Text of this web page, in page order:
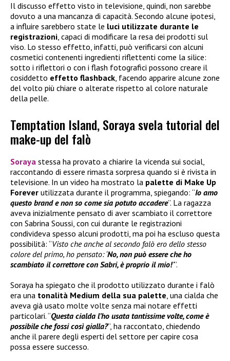
Il discusso effetto visto in televisione, quindi, non sarebbe
dovuto a una mancanza di capacità. Secondo alcune ipotesi,
a influire sarebbero state le luci utilizzate durante le
registrazioni, capaci di modificare la resa dei prodotti sul
viso. Lo stesso effetto, infatti, può verificarsi con alcuni
cosmetici contenenti ingredienti riflettenti come la silice:
sotto i riflettori o con i flash fotografici possono creare il
cosiddetto effetto flashback, facendo apparire alcune zone
del volto più chiare o alterate rispetto al colore naturale
della pelle.
Temptation Island, Soraya svela tutorial del
make-up del falò
Soraya stessa ha provato a chiarire la vicenda sui social,
raccontando di essere rimasta sorpresa quando si è rivista in
televisione. In un video ha mostrato la palette di Make Up
Forever utilizzata durante il programma, spiegando: “Io amo
questo brand e non so come sia potuto accadere”. La ragazza
aveva inizialmente pensato di aver scambiato il correttore
con Sabrina Soussi, con cui durante le registrazioni
condivideva spesso alcuni prodotti, ma poi ha escluso questa
possibilità: “Visto che anche al secondo falò ero dello stesso
colore del primo, ho pensato: ‘No, non può essere che ho
scambiato il correttore con Sabri, è proprio il mio!’”.
Soraya ha spiegato che il prodotto utilizzato durante i falò
era una tonalità Medium della sua palette , una cialda che
aveva già usato molte volte senza mai notare effetti
particolari. “Questa cialda l’ho usata tantissime volte, come è
possibile che fossi così gialla?”, ha raccontato, chiedendo
anche il parere degli esperti del settore per capire cosa
possa essere successo.